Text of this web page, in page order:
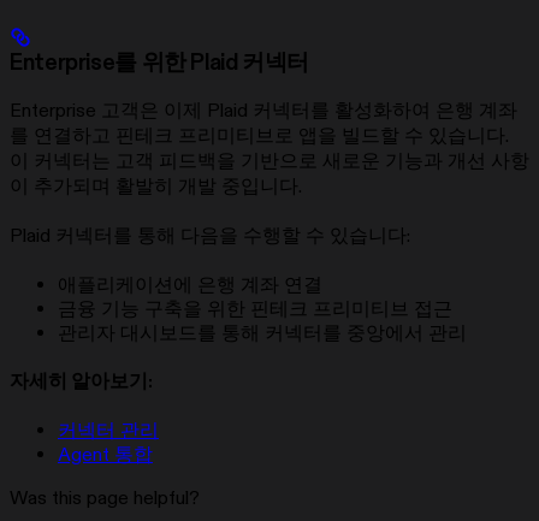
Enterprise를 위한 Plaid 커넥터
Enterprise 고객은 이제 Plaid 커넥터를 활성화하여 은행 계좌
를 연결하고 핀테크 프리미티브로 앱을 빌드할 수 있습니다.
이 커넥터는 고객 피드백을 기반으로 새로운 기능과 개선 사항
이 추가되며 활발히 개발 중입니다.
Plaid 커넥터를 통해 다음을 수행할 수 있습니다:
애플리케이션에 은행 계좌 연결
금융 기능 구축을 위한 핀테크 프리미티브 접근
관리자 대시보드를 통해 커넥터를 중앙에서 관리
자세히 알아보기:
커넥터 관리
Agent 통합
Was this page helpful?